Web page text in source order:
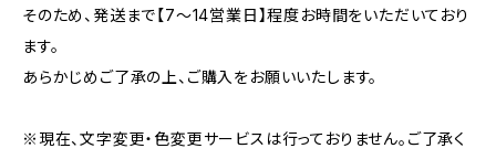
そのため、発送まで【7〜14営業日】程度お時間をいただいており
ます。
あらかじめご了承の上、ご購入をお願いいたします。
※現在、文字変更・色変更サービスは行っておりません。ご了承く